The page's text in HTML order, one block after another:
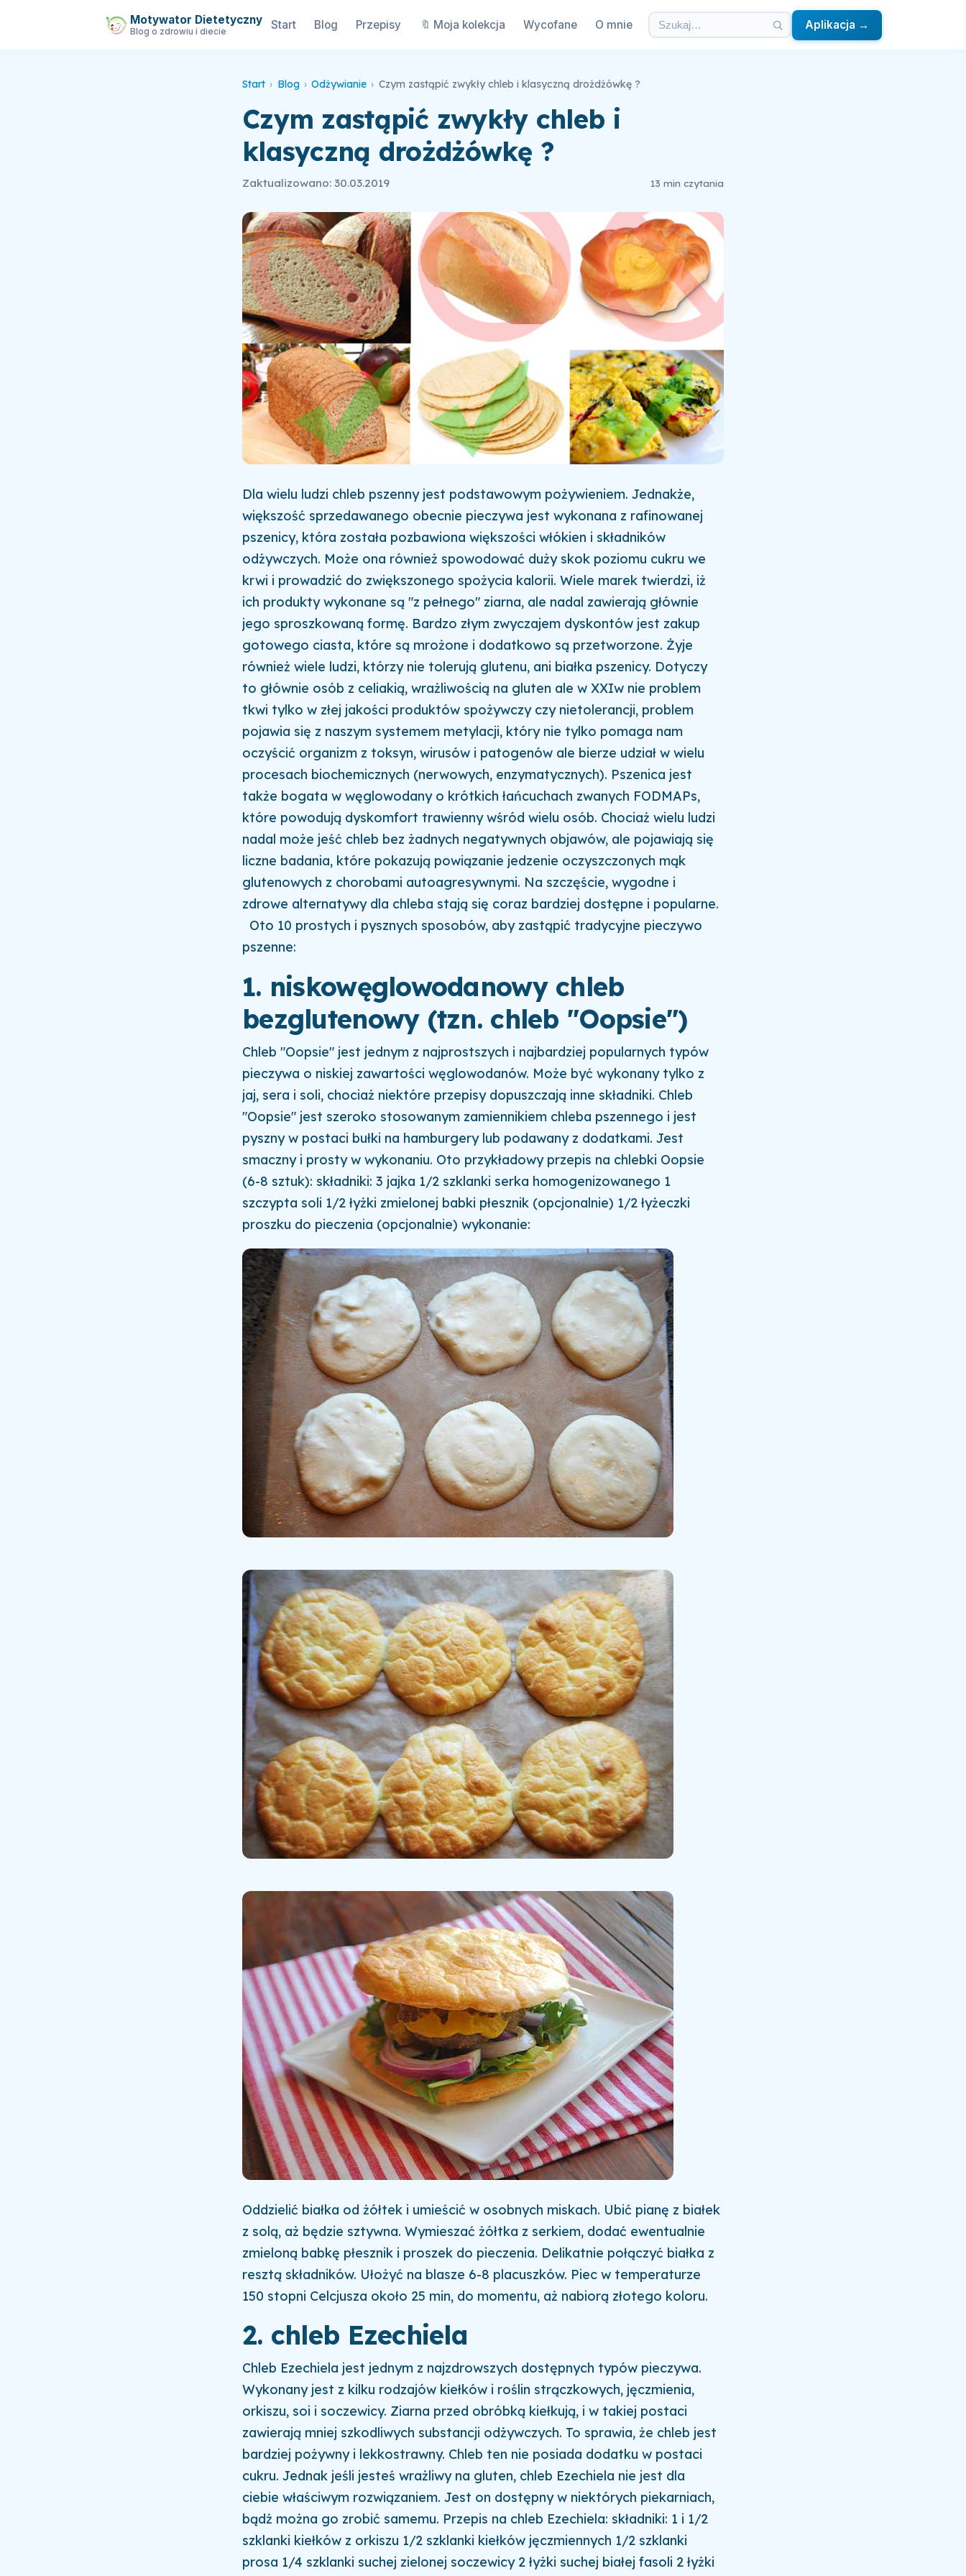
Motywator Dietetyczny
Blog o zdrowiu i diecie Start Blog Przepisy 🔖 Moja kolekcja Wycofane O mnie Aplikacja →
Start › Blog › Odżywianie › Czym zastąpić zwykły chleb i klasyczną drożdżówkę ?
Czym zastąpić zwykły chleb i
klasyczną drożdżówkę ?
Zaktualizowano: 30.03.2019 13 min czytania
Dla wielu ludzi chleb pszenny jest podstawowym pożywieniem. Jednakże,
większość sprzedawanego obecnie pieczywa jest wykonana z rafinowanej
pszenicy, która została pozbawiona większości włókien i składników
odżywczych. Może ona również spowodować duży skok poziomu cukru we
krwi i prowadzić do zwiększonego spożycia kalorii. Wiele marek twierdzi, iż
ich produkty wykonane są "z pełnego" ziarna, ale nadal zawierają głównie
jego sproszkowaną formę. Bardzo złym zwyczajem dyskontów jest zakup
gotowego ciasta, które są mrożone i dodatkowo są przetworzone. Żyje
również wiele ludzi, którzy nie tolerują glutenu, ani białka pszenicy. Dotyczy
to głównie osób z celiakią, wrażliwością na gluten ale w XXIw nie problem
tkwi tylko w złej jakości produktów spożywczy czy nietolerancji, problem
pojawia się z naszym systemem metylacji, który nie tylko pomaga nam
oczyścić organizm z toksyn, wirusów i patogenów ale bierze udział w wielu
procesach biochemicznych (nerwowych, enzymatycznych). Pszenica jest
także bogata w węglowodany o krótkich łańcuchach zwanych FODMAPs,
które powodują dyskomfort trawienny wśród wielu osób. Chociaż wielu ludzi
nadal może jeść chleb bez żadnych negatywnych objawów, ale pojawiają się
liczne badania, które pokazują powiązanie jedzenie oczyszczonych mąk
glutenowych z chorobami autoagresywnymi. Na szczęście, wygodne i
zdrowe alternatywy dla chleba stają się coraz bardziej dostępne i popularne.
Oto 10 prostych i pysznych sposobów, aby zastąpić tradycyjne pieczywo
pszenne:
1. niskowęglowodanowy chleb
bezglutenowy (tzn. chleb "Oopsie")
Chleb "Oopsie" jest jednym z najprostszych i najbardziej popularnych typów
pieczywa o niskiej zawartości węglowodanów. Może być wykonany tylko z
jaj, sera i soli, chociaż niektóre przepisy dopuszczają inne składniki. Chleb
"Oopsie" jest szeroko stosowanym zamiennikiem chleba pszennego i jest
pyszny w postaci bułki na hamburgery lub podawany z dodatkami. Jest
smaczny i prosty w wykonaniu. Oto przykładowy przepis na chlebki Oopsie
(6-8 sztuk): składniki: 3 jajka 1/2 szklanki serka homogenizowanego 1
szczypta soli 1/2 łyżki zmielonej babki płesznik (opcjonalnie) 1/2 łyżeczki
proszku do pieczenia (opcjonalnie) wykonanie:
Oddzielić białka od żółtek i umieścić w osobnych miskach. Ubić pianę z białek
z solą, aż będzie sztywna. Wymieszać żółtka z serkiem, dodać ewentualnie
zmieloną babkę płesznik i proszek do pieczenia. Delikatnie połączyć białka z
resztą składników. Ułożyć na blasze 6-8 placuszków. Piec w temperaturze
150 stopni Celcjusza około 25 min, do momentu, aż nabiorą złotego koloru.
2. chleb Ezechiela
Chleb Ezechiela jest jednym z najzdrowszych dostępnych typów pieczywa.
Wykonany jest z kilku rodzajów kiełków i roślin strączkowych, jęczmienia,
orkiszu, soi i soczewicy. Ziarna przed obróbką kiełkują, i w takiej postaci
zawierają mniej szkodliwych substancji odżywczych. To sprawia, że chleb jest
bardziej pożywny i lekkostrawny. Chleb ten nie posiada dodatku w postaci
cukru. Jednak jeśli jesteś wrażliwy na gluten, chleb Ezechiela nie jest dla
ciebie właściwym rozwiązaniem. Jest on dostępny w niektórych piekarniach,
bądź można go zrobić samemu. Przepis na chleb Ezechiela: składniki: 1 i 1/2
szklanki kiełków z orkiszu 1/2 szklanki kiełków jęczmiennych 1/2 szklanki
prosa 1/4 szklanki suchej zielonej soczewicy 2 łyżki suchej białej fasoli 2 łyżki